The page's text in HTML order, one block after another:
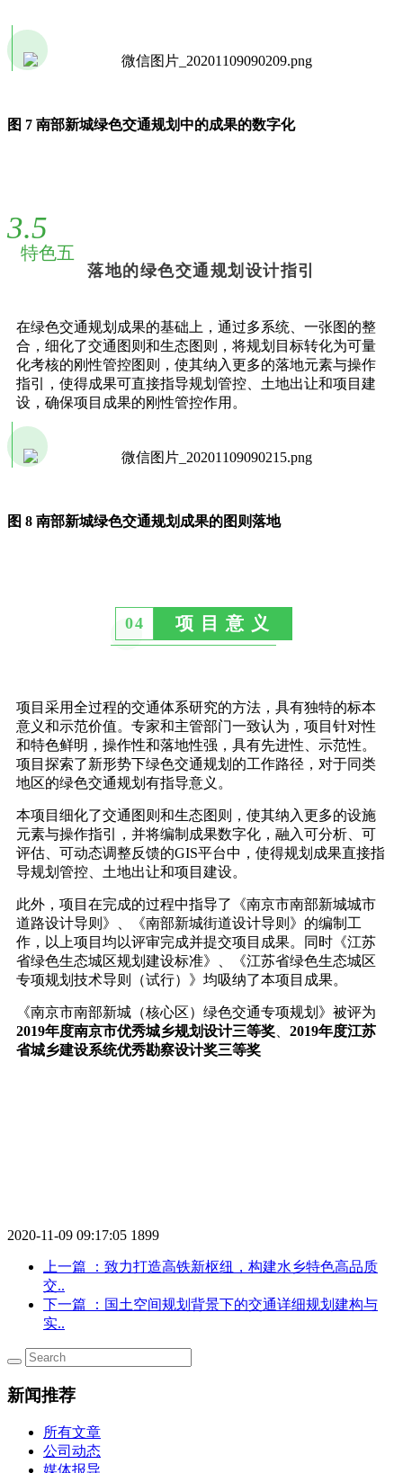
图 7 南部新城绿色交通规划中的成果的数字化
3.5
特色五
落地的绿色交通规划设计指引
在绿色交通规划成果的基础上，通过多系统、一张图的整
合，细化了交通图则和生态图则，将规划目标转化为可量
化考核的刚性管控图则，使其纳入更多的落地元素与操作
指引，使得成果可直接指导规划管控、土地出让和项目建
设，确保项目成果的刚性管控作用。
图 8 南部新城绿色交通规划成果的图则落地
04 项 目 意 义
项目采用全过程的交通体系研究的方法，具有独特的标本
意义和示范价值。专家和主管部门一致认为，项目针对性
和特色鲜明，操作性和落地性强，具有先进性、示范性。
项目探索了新形势下绿色交通规划的工作路径，对于同类
地区的绿色交通规划有指导意义。
本项目细化了交通图则和生态图则，使其纳入更多的设施
元素与操作指引，并将编制成果数字化，融入可分析、可
评估、可动态调整反馈的GIS平台中，使得规划成果直接指
导规划管控、土地出让和项目建设。
此外，项目在完成的过程中指导了《南京市南部新城城市
道路设计导则》、《南部新城街道设计导则》的编制工
作，以上项目均以评审完成并提交项目成果。同时《江苏
省绿色生态城区规划建设标准》、《江苏省绿色生态城区
专项规划技术导则（试行）》均吸纳了本项目成果。
《南京市南部新城（核心区）绿色交通专项规划》被评为
2019年度南京市优秀城乡规划设计三等奖
2019年度江苏
省城乡建设系统优秀勘察设计奖三等奖
2020-11-09 09:17:05 1899
上一篇
：致力打造高铁新枢纽，构建水乡特色高品质
交..
下一篇
：国土空间规划背景下的交通详细规划建构与
实..
新闻推荐
所有文章
公司动态